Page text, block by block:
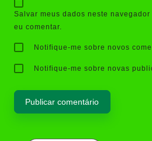
Salvar meus dados neste
eu comentar.
Notifique-me sobre novos
Notifique-me sobre novas